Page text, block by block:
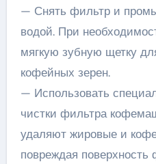
— Снять фильтр и
водой. При
мягкую зубную щетку
кофейных зерен.
— Использовать
чистки фильтра
удаляют жировые и
повреждая поверхность